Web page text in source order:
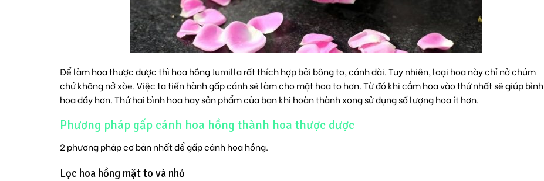
Để làm hoa thược dược thì hoa hồng Jumilla rất thích hợp bởi bông to, cánh dài. Tuy nhiên, loại hoa này chỉ nở chúm
chứ không nở xòe. Việc ta tiến hành gấp cánh sẽ làm cho mặt hoa to hơn. Từ đó khi cắm hoa vào thứ nhất sẽ giúp bình
hoa đầy hơn. Thứ hai bình hoa hay sản phẩm của bạn khi hoàn thành xong sử dụng số lượng hoa ít hơn.
Phương pháp gấp cánh hoa hồng thành hoa thược dược
2 phương pháp cơ bản nhất để gấp cánh hoa hồng.
Lọc hoa hồng mặt to và nhỏ